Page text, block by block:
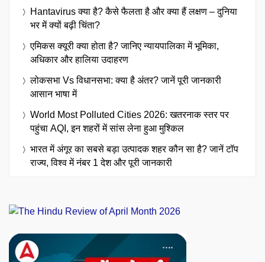
Hantavirus क्या है? कैसे फैलता है और क्या हैं लक्षण – दुनिया
भर में क्यों बढ़ी चिंता?
एमिकस क्यूरी क्या होता है? जानिए न्यायपालिका में भूमिका,
अधिकार और हालिया उदाहरण
लोकसभा Vs विधानसभा: क्या है अंतर? जानें पूरी जानकारी
आसान भाषा में
World Most Polluted Cities 2026: खतरनाक स्तर पर
पहुंचा AQI, इन शहरों में सांस लेना हुआ मुश्किल
भारत में अंगूर का सबसे बड़ा उत्पादक शहर कौन सा है? जानें टॉप
राज्य, विश्व में नंबर 1 देश और पूरी जानकारी